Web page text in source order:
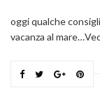
oggi qualche
vacanza al